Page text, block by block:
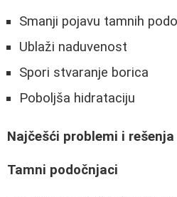
Smanji pojavu tamnih
Ublaži naduvenost
Spori stvaranje borica
Poboljša hidrataciju
Najčešći problemi i rešenja
Tamni podočnjaci